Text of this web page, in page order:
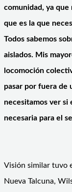
comunidad, ya
que es la que
Todos sabemos
aislados. Mis
locomoción
pasar por fuera de
necesitamos ver si
necesaria para el
Visión similar tuvo
Nueva Talcuna,